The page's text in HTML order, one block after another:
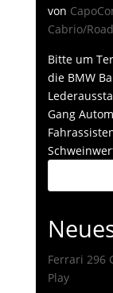
von
Cabrio/
Bitte um
die BMW
Gang
Ferrari 296
Play